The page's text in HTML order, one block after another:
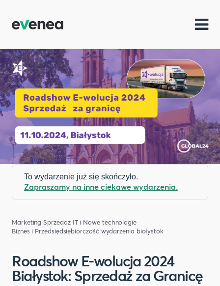
To wydarzenie już się skończyło.
Zapraszamy na inne ciekawe wydarzenia.
Marketing Sprzedaż IT i Nowe technologie
Biznes i Przedsiędsiębiorczość wydarzenia białystok
Roadshow E-wolucja 2024
Białystok: Sprzedaż za Granicę